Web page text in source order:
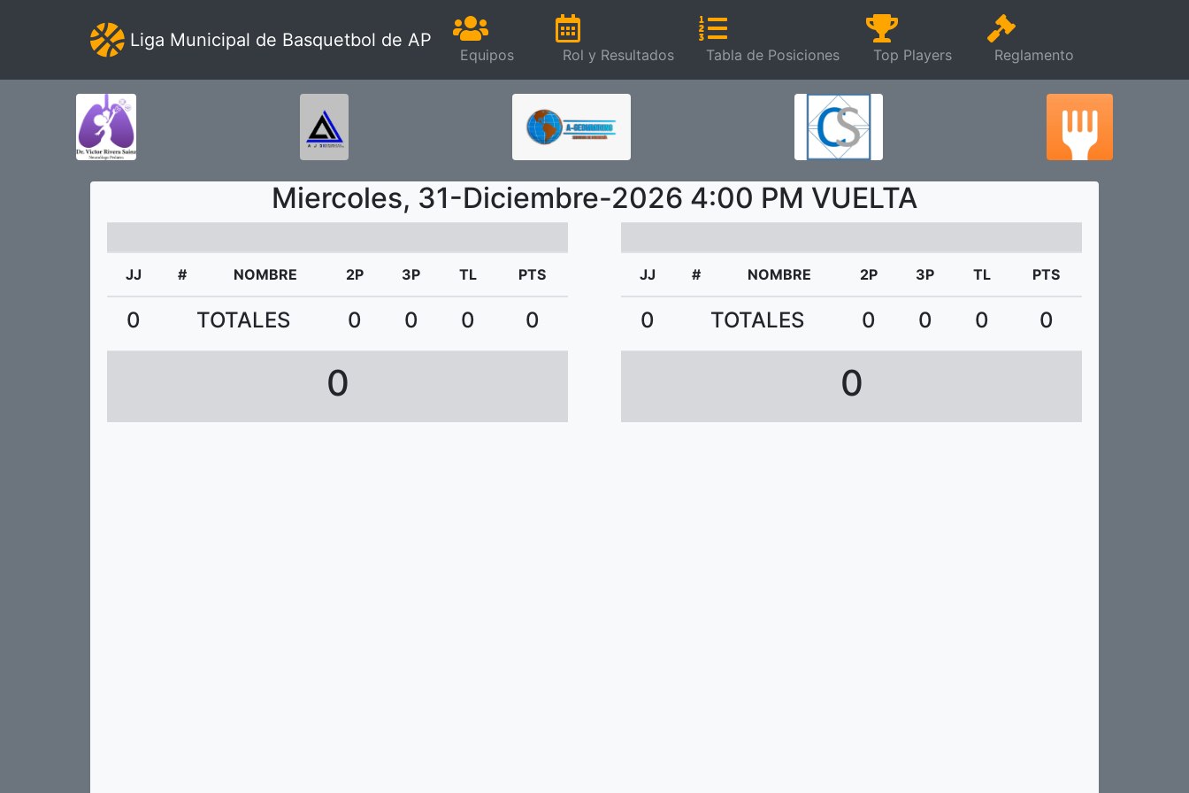
Liga Municipal de Basquetbol de AP
Equipos Rol y Resultados Tabla de Posiciones Top Players Reglamento
Miercoles, 31-Diciembre-2026 4:00 PM VUELTA
JJ # NOMBRE 2P 3P TL PTS
0 TOTALES 0 0 0 0
0
JJ # NOMBRE 2P 3P TL PTS
0 TOTALES 0 0 0 0
0